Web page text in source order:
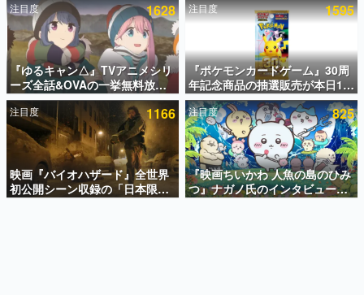
電ファミのいま読まれている記事ランキング
アプリセール情報
インタビュー
連載・特集一覧
殿堂入り記事
SNS拡散数が数千以上！ ページビュー数万以上！ などな
ど。多くの人々に読まれた、電ファミ渾身の“殿堂入り”記
事をまとめました。
注目度 1628
『ゆるキャン△』TVアニメシリ
ーズ全話&OVAの一挙無料放送
がABEMAで開催決定。8月11日
「山の日」の午前0時から実施
注目度 1595
『ポケモンカードゲーム』30周
年記念商品の抽選販売が本日12
時より開始。拡張パック「30th
CELEBRATION」のボックス
に、「プレミアムデッキセット
エーフィ・ブラッキー」
「FUTURISTIC BOX」の計3商
品
注目度 1166
映画『バイオハザード』全世界
初公開シーン収録の「日本限
定」予告映像が解禁。バイオの
注目度 825
『映画ちいかわ 人魚の島のひみ
つ』ナガノ氏のインタビューが
解禁。もしまた映画をやれるな